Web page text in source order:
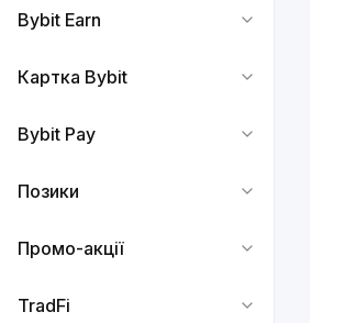
Bybit Earn
Картка Bybit
Bybit Pay
Позики
Промо-акції
TradFi